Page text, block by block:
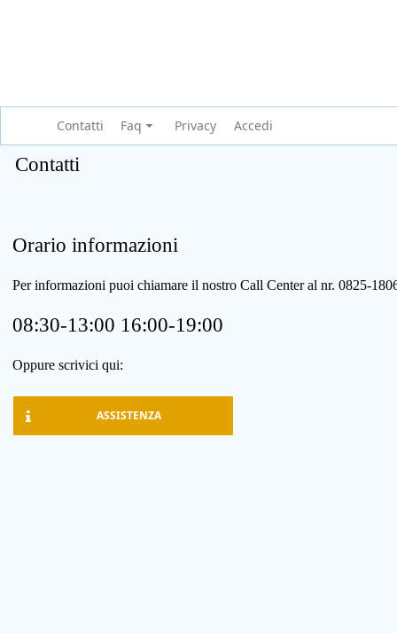
Contatti Faq Privacy Accedi
Contatti
Orario informazioni
Per informazioni puoi chiamare il nostro Call Center al nr. 0825-
08:30-13:00 16:00-19:00
Oppure scrivici qui:
ASSISTENZA